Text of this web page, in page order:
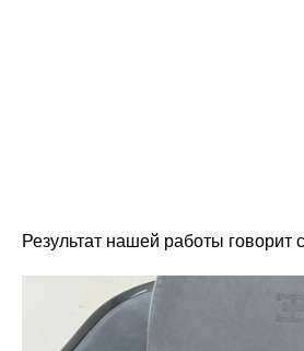
Результат нашей работы говорит